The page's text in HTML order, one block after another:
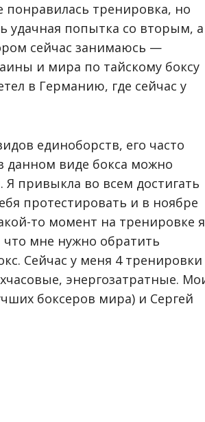
тренировка, но
удачная попытка со вторым, а
сейчас занимаюсь —
и мира по тайскому боксу
в Германию, где сейчас у
единоборств, его часто
данном виде бокса можно
привыкла во всем достигать
протестировать и в ноябре
то момент на тренировке я
что мне нужно обратить
Сейчас у меня 4 тренировки
энергозатратные.
боксеров мира) и Сергей